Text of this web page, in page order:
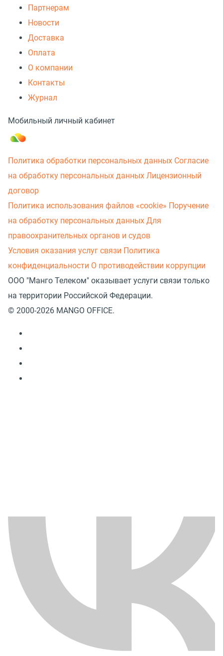
Партнерам
Новости
Доставка
Оплата
О компании
Контакты
Журнал
Мобильный личный кабинет
Политика обработки персональных данных Согласие
на обработку персональных данных Лицензионный
договор
Политика использования файлов «cookie» Поручение
на обработку персональных данных Для
правоохранительных органов и судов
Условия оказания услуг связи Политика
конфиденциальности О противодействии коррупции
ООО "Манго Телеком" оказывает услуги связи только
на территории Российской Федерации.
© 2000-2026 MANGO OFFICE.